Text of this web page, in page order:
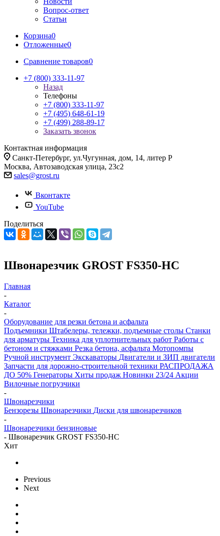
Вопрос-ответ
Статьи
Корзина0
Отложенные0
Сравнение товаров0
+7 (800) 333-11-97
Назад
Телефоны
+7 (800) 333-11-97
+7 (495) 648-61-19
+7 (499) 288-89-17
Заказать звонок
Контактная информация
Санкт-Петербург, ул.Чугунная, дом, 14, литер Р
Москва, Автозаводская улица, 23с2
sales@grost.ru
Вконтакте
YouTube
Поделиться
Швонарезчик GROST FS350-HC
Главная
-
Каталог
-
Оборудование для резки бетона и асфальта
Подъемники Штабелеры, тележки, подъемные столы Станки
для арматуры Техника для уплотнительных работ Работы с
бетоном и стяжками Резка бетона, асфальта Мотопомпы
Ручной инструмент Экскаваторы Двигатели и ЗИП двигатели
Запчасти для дорожно-строительной техники РАСПРОДАЖА
ДО 50% Генераторы Хиты продаж Новинки 23/24 Акции
Вилочные погрузчики
-
Швонарезчики
Бензорезы Швонарезчики Диски для швонарезчиков
-
Швонарезчики бензиновые
- Швонарезчик GROST FS350-HC
Хит
Previous
Next